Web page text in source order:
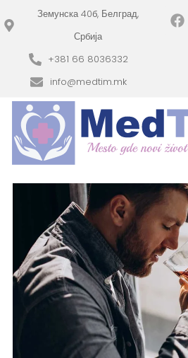
Земунска 40б, Белград,
Србија
+381 66 8036332
info@medtim.mk